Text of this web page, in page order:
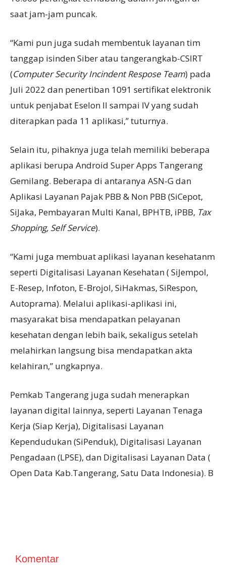
saat jam-jam puncak.
“Kami pun juga sudah membentuk layanan tim
tanggap isinden Siber atau tangerangkab-CSIRT
(Computer Security IncindentRespose Team) pada
Juli 2022 dan penertiban 1091 sertifikat elektronik
untuk penjabat Eselon II sampai IV yang sudah
diterapkan pada 11 aplikasi,” tuturnya.
Selain itu, pihaknya juga telah memiliki beberapa
aplikasi berupa Android Super Apps Tangerang
Gemilang. Beberapa di antaranya ASN-G dan
Aplikasi Layanan Pajak PBB & Non PBB (SiCepot,
SiJaka, Pembayaran Multi Kanal, BPHTB, iPBB, Tax
Shopping, Self Service).
“Kami juga membuat aplikasi layanan kesehatanm
seperti Digitalisasi Layanan Kesehatan ( SiJempol,
E-Resep, Infoton, E-Brojol, SiHakmas, SiRespon,
Autoprama). Melalui aplikasi-aplikasi ini,
masyarakat bisa mendapatkan pelayanan
kesehatan dengan lebih baik, sekaligus setelah
melahirkan langsung bisa mendapatkan akta
kelahiran,” ungkapnya.
Pemkab Tangerang juga sudah menerapkan
layanan digital lainnya, seperti Layanan Tenaga
Kerja (Siap Kerja), Digitalisasi Layanan
Kependudukan (SiPenduk), Digitalisasi Layanan
Pengadaan (LPSE), dan Digitalisasi Layanan Data (
Open Data Kab.Tangerang, Satu Data Indonesia). B
Komentar